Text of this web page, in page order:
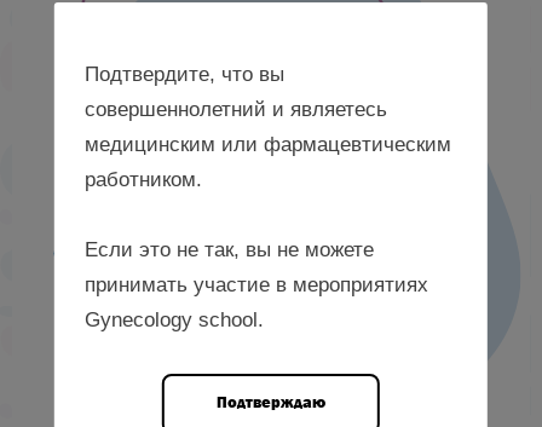
Подтвердите, что вы
совершеннолетний и являетесь
медицинским или фармацевтическим
работником.
Если это не так, вы не можете
принимать участие в мероприятиях
Gynecology school.
Подтверждаю